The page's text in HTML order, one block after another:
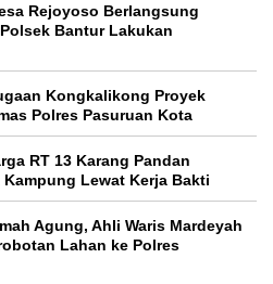
Rejoyoso Berlangsung
Bantur Lakukan
Kongkalikong Proyek
Polres Pasuruan Kota
RT 13 Karang Pandan
Lewat Kerja Bakti
Agung, Ahli Waris Mardeyah
Lahan ke Polres